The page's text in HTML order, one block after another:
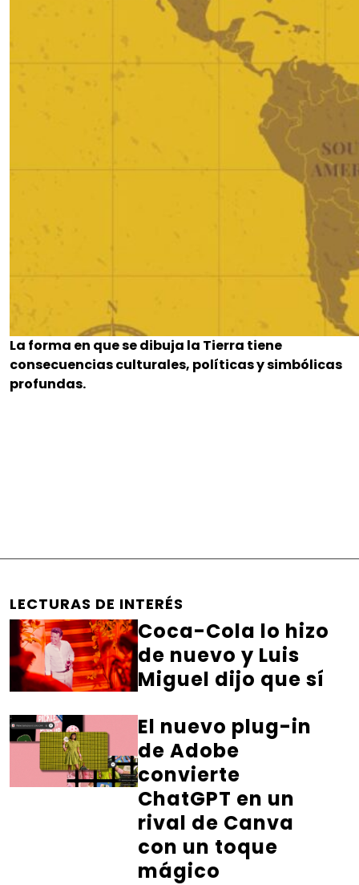
La forma en que se dibuja la Tierra tiene
consecuencias culturales, políticas y simbólicas
profundas.
LECTURAS DE INTERÉS
Coca-Cola lo hizo
de nuevo y Luis
Miguel dijo que sí
El nuevo plug-in
de Adobe
convierte
ChatGPT en un
rival de Canva
con un toque
mágico